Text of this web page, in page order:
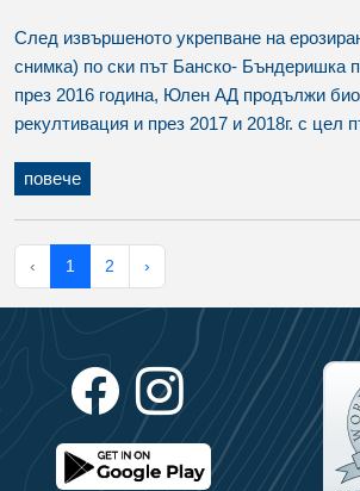
След извършеното укрепване на
снимка) по ски път Банско- Бъндеришка
през 2016 година, Юлен АД продължи
рекултивация и през 2017 и 2018г. с цел
повече
‹ 1 2 ›